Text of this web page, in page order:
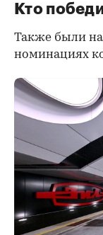
Кто
Также были
номинациях